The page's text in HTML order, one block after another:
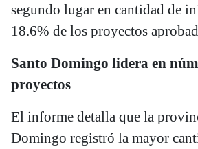
segundo lugar en cantidad de
18.6% de los proyectos
Santo Domingo lidera en
proyectos
El informe detalla que la
Domingo registró la mayor